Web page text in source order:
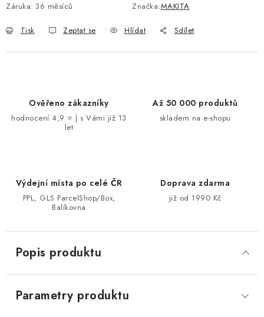
Záruka: 36 měsíců Značka:MAKITA
Tisk Zeptat se Hlídat Sdílet
Ověřeno zákazníky
hodnocení 4,9 ⭐ | s Vámi již 13
let
Až 50 000 produktů
skladem na e-shopu
Výdejní místa po celé ČR
PPL, GLS ParcelShop/Box,
Balíkovna
Doprava zdarma
již od 1990 Kč
Popis produktu
Parametry produktu